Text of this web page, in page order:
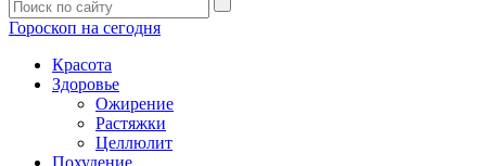
Гороскоп на сегодня
Красота
Здоровье
Ожирение
Растяжки
Целлюлит
Похудение